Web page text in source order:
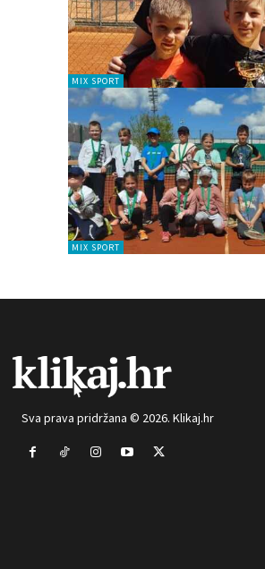
MIX SPORT
MIX SPORT
Sva prava pridržana © 2026. Klikaj.hr